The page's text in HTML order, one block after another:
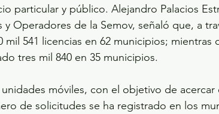
particular y público. Alejandro Palacios
Operadores de la Semov, señaló que, a
mil 541 licencias en 62 municipios; mientras
tres mil 840 en 35 municipios.
móviles, con el objetivo de acercar
de solicitudes se ha registrado en los